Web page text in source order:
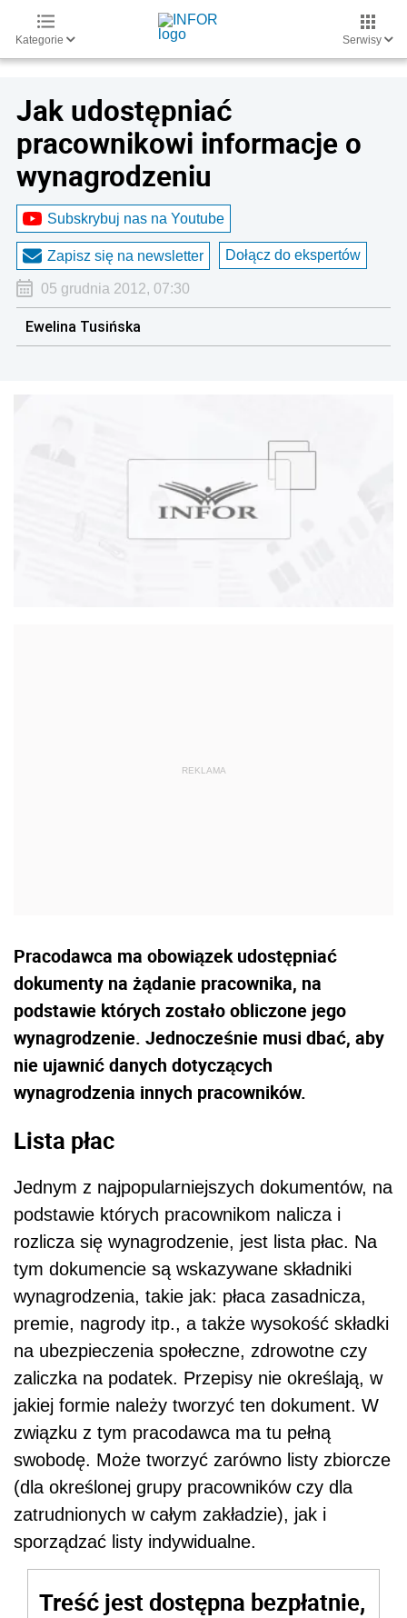
Kategorie Serwisy
Jak udostępniać
pracownikowi informacje o
wynagrodzeniu
Subskrybuj nas na Youtube
Zapisz się na newsletter Dołącz do ekspertów
05 grudnia 2012, 07:30
Ewelina Tusińska
Pracodawca ma obowiązek udostępniać
dokumenty na żądanie pracownika, na
podstawie których zostało obliczone jego
wynagrodzenie. Jednocześnie musi dbać, aby
nie ujawnić danych dotyczących
wynagrodzenia innych pracowników.
Lista płac
Jednym z najpopularniejszych dokumentów, na
podstawie których pracownikom nalicza i
rozlicza się wynagrodzenie, jest lista płac. Na
tym dokumencie są wskazywane składniki
wynagrodzenia, takie jak: płaca zasadnicza,
premie, nagrody itp., a także wysokość składki
na ubezpieczenia społeczne, zdrowotne czy
zaliczka na podatek. Przepisy nie określają, w
jakiej formie należy tworzyć ten dokument. W
związku z tym pracodawca ma tu pełną
swobodę. Może tworzyć zarówno listy zbiorcze
(dla określonej grupy pracowników czy dla
zatrudnionych w całym zakładzie), jak i
sporządzać listy indywidualne.
Treść jest dostępna bezpłatnie,